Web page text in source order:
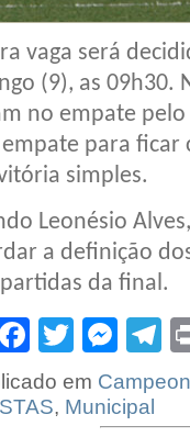
vaga será
(9), as 09h30.
no empate pelo
para ficar
simples.
Leonésio
a definição
da final.
Facebook
Twitter
em
, Municipal